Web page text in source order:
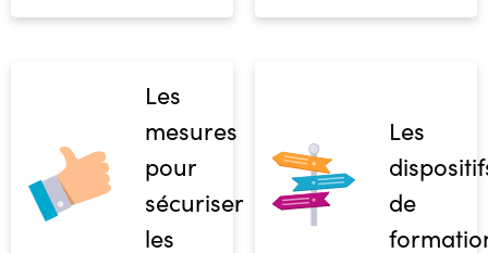
Les
mesures
pour
sécuriser
les
Les
de